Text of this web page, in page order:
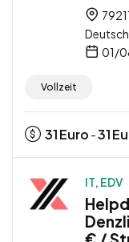
01/
Vollzeit
31Euro -31
IT, EDV